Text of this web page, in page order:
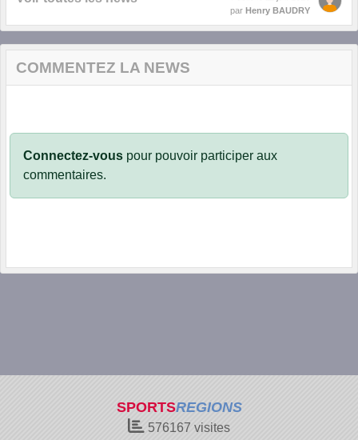
par Henry BAUDRY
COMMENTEZ LA NEWS
Connectez-vous pour pouvoir participer aux
commentaires.
SPORTSREGIONS
576167 visites